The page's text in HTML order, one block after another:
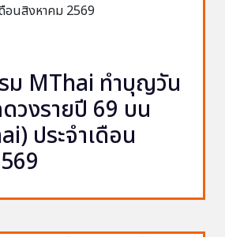
ม MThai ทำบุญวัน
วงรายปี 69 บน
ประจำเดือน